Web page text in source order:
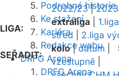
Podrobná historie
Ke stažení
Kariéra
Redakce webu
DRFG Arena
DRFG Arena
2022/23|
LIGA:
extraliga 1.liga
střed
2.liga
SEŘADIT:
kolo|datum
vzestupně